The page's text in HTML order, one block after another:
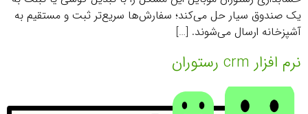
یک صندوق سیار حل می‌کند؛ سفارش‌ها سریع‌تر ثبت و مستقیم به
آشپزخانه ارسال می‌شوند. […]
نرم افزار crm رستوران